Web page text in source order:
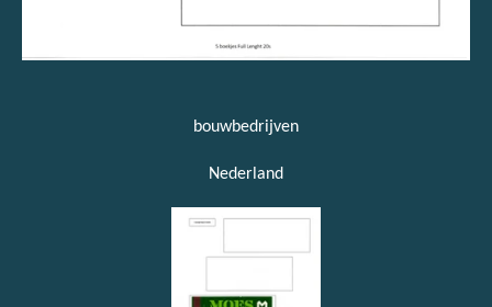
bouwbedrijven
Nederland